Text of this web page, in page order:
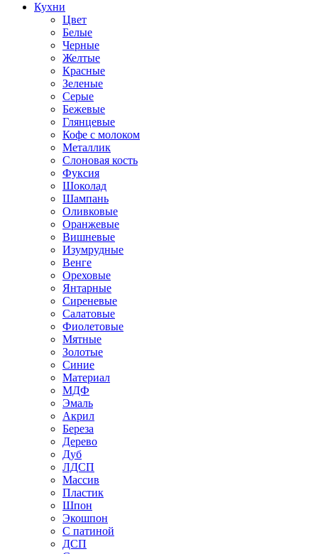
Кухни
Цвет
Белые
Черные
Желтые
Красные
Зеленые
Серые
Бежевые
Глянцевые
Кофе с молоком
Металлик
Слоновая кость
Фуксия
Шоколад
Шампань
Оливковые
Оранжевые
Вишневые
Изумрудные
Венге
Ореховые
Янтарные
Сиреневые
Салатовые
Фиолетовые
Мятные
Золотые
Синие
Материал
МДФ
Эмаль
Акрил
Береза
Дерево
Дуб
ЛДСП
Массив
Пластик
Шпон
Экошпон
С патиной
ДСП